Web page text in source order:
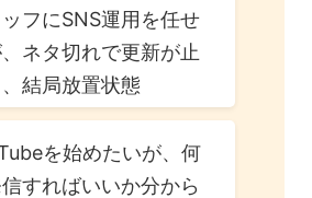
ッフにSNS運用を任せ
ネタ切れで更新が止
、結局放置状態
を始めたいが、何
すればいいか分から